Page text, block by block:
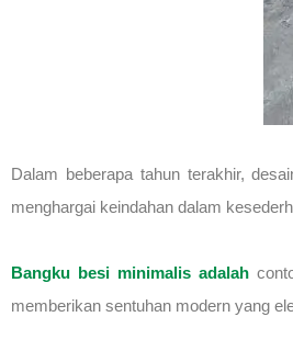
Dalam beberapa tahun terakhir,
menghargai keindahan dalam
Bangku besi minimalis adalah
memberikan sentuhan modern yang